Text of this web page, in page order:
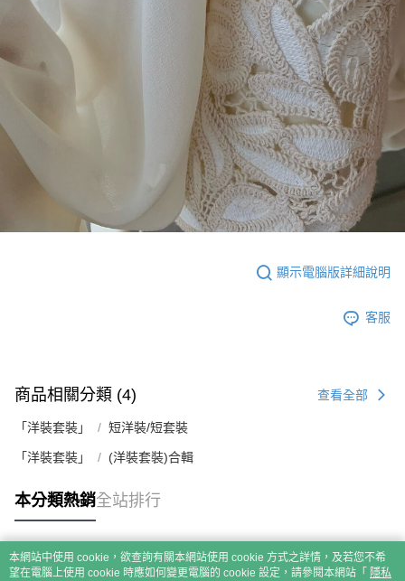
顯示電腦版詳細說明
客服
商品相關分類 (4) 查看全部
「洋裝套裝」 短洋裝/短套裝
「洋裝套裝」 (洋裝套裝)合輯
本分類熱銷全站排行
熱門標籤
本網站中使用 cookie，欲查詢有關本網站使用 cookie 方式之詳情，及若您不希
望在電腦上使用 cookie 時應如何變更電腦的 cookie 設定，請參閱本網站「 隱私